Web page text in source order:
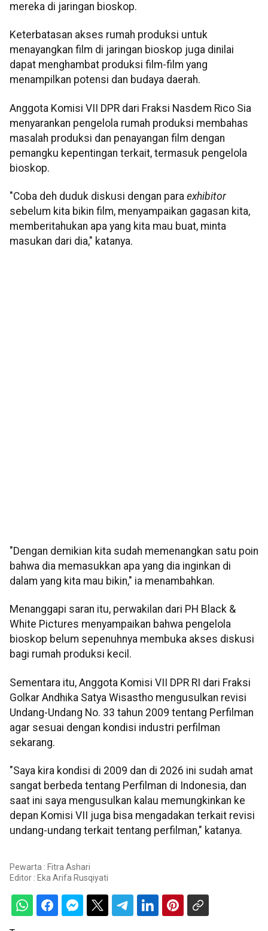
mereka di jaringan bioskop.
Keterbatasan akses rumah produksi untuk
menayangkan film di jaringan bioskop juga dinilai
dapat menghambat produksi film-film yang
menampilkan potensi dan budaya daerah.
Anggota Komisi VII DPR dari Fraksi Nasdem Rico Sia
menyarankan pengelola rumah produksi membahas
masalah produksi dan penayangan film dengan
pemangku kepentingan terkait, termasuk pengelola
bioskop.
"Coba deh duduk diskusi dengan para exhibitor
sebelum kita bikin film, menyampaikan gagasan kita,
memberitahukan apa yang kita mau buat, minta
masukan dari dia," katanya.
"Dengan demikian kita sudah memenangkan satu poin
bahwa dia memasukkan apa yang dia inginkan di
dalam yang kita mau bikin," ia menambahkan.
Menanggapi saran itu, perwakilan dari PH Black &
White Pictures menyampaikan bahwa pengelola
bioskop belum sepenuhnya membuka akses diskusi
bagi rumah produksi kecil.
Sementara itu, Anggota Komisi VII DPR RI dari Fraksi
Golkar Andhika Satya Wisastho mengusulkan revisi
Undang-Undang No. 33 tahun 2009 tentang Perfilman
agar sesuai dengan kondisi industri perfilman
sekarang.
"Saya kira kondisi di 2009 dan di 2026 ini sudah amat
sangat berbeda tentang Perfilman di Indonesia, dan
saat ini saya mengusulkan kalau memungkinkan ke
depan Komisi VII juga bisa mengadakan terkait revisi
undang-undang terkait tentang perfilman," katanya.
Pewarta : Fitra Ashari
Editor : Eka Arifa Rusqiyati